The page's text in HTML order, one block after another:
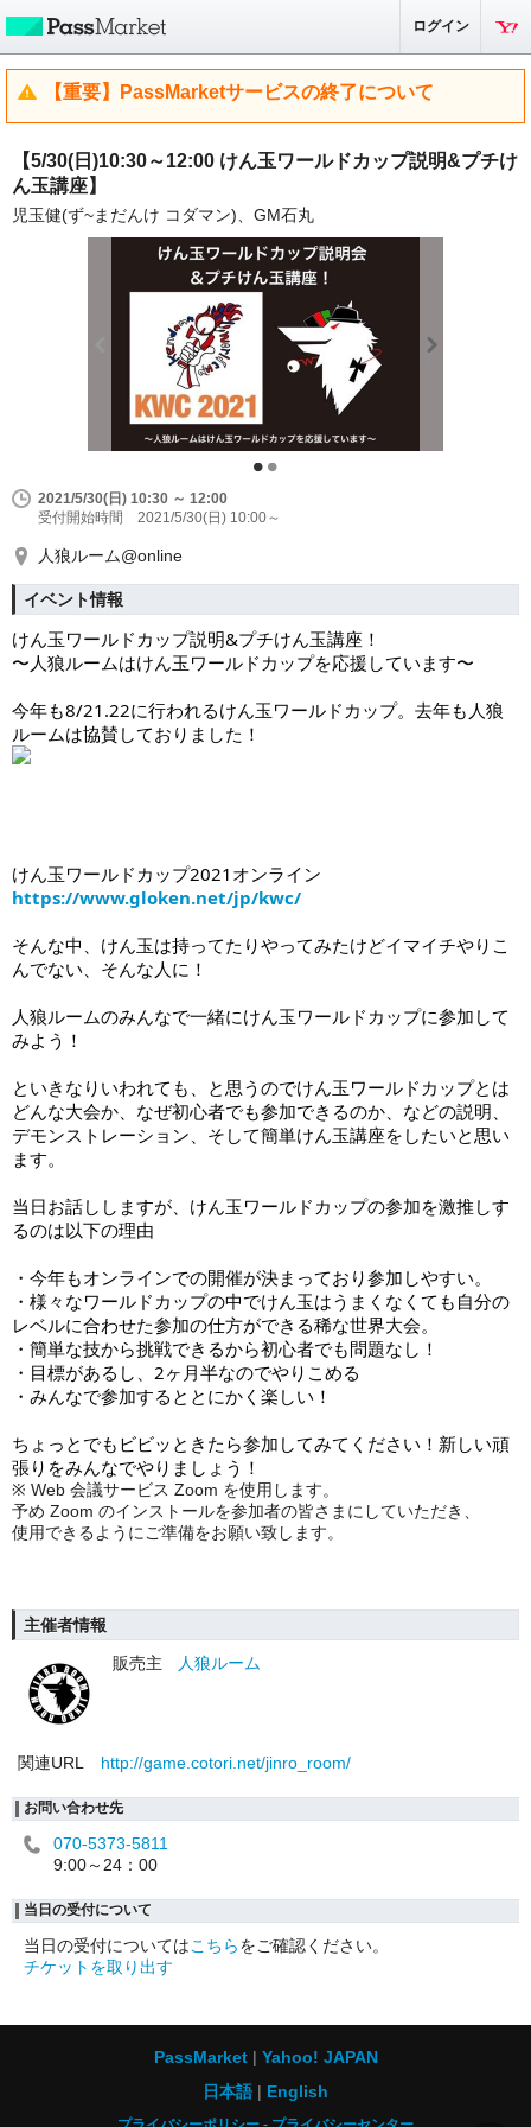
ログイン
【重要】PassMarketサービスの終了について
【5/30(日)10:30～12:00 けん玉ワールドカップ説明&プチけ
ん玉講座】
児玉健(ず~まだんけ コダマン)、GM石丸
2021/5/30(日) 10:30 ～ 12:00
受付開始時間 2021/5/30(日) 10:00～
人狼ルーム@online
イベント情報
けん玉ワールドカップ説明&プチけん玉講座！
〜人狼ルームはけん玉ワールドカップを応援しています〜
今年も8/21.22に行われるけん玉ワールドカップ。去年も人狼
ルームは協賛しておりました！
けん玉ワールドカップ2021オンライン
https://www.gloken.net/jp/kwc/
そんな中、けん玉は持ってたりやってみたけどイマイチやりこ
んでない、そんな人に！
人狼ルームのみんなで一緒にけん玉ワールドカップに参加して
みよう！
といきなりいわれても、と思うのでけん玉ワールドカップとは
どんな大会か、なぜ初心者でも参加できるのか、などの説明、
デモンストレーション、そして簡単けん玉講座をしたいと思い
ます。
当日お話ししますが、けん玉ワールドカップの参加を激推しす
るのは以下の理由
・今年もオンラインでの開催が決まっており参加しやすい。
・様々なワールドカップの中でけん玉はうまくなくても自分の
レベルに合わせた参加の仕方ができる稀な世界大会。
・簡単な技から挑戦できるから初心者でも問題なし！
・目標があるし、2ヶ月半なのでやりこめる
・みんなで参加するととにかく楽しい！
ちょっとでもビビッときたら参加してみてください！新しい頑
張りをみんなでやりましょう！
※ Web 会議サービス Zoom を使用します。
予め Zoom のインストールを参加者の皆さまにしていただき、
使用できるようにご準備をお願い致します。
主催者情報
販売主
人狼ルーム
関連URL http://game.cotori.net/jinro_room/
お問い合わせ先
070-5373-5811
9:00～24：00
当日の受付について
当日の受付についてはこちらをご確認ください。
チケットを取り出す
PassMarket
Yahoo! JAPAN
日本語
English